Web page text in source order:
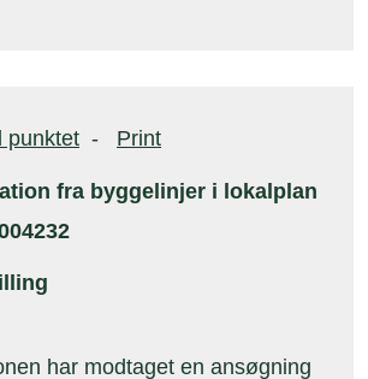
punktet - Print
fra byggelinjer i lokalplan
har modtaget en ansøgning